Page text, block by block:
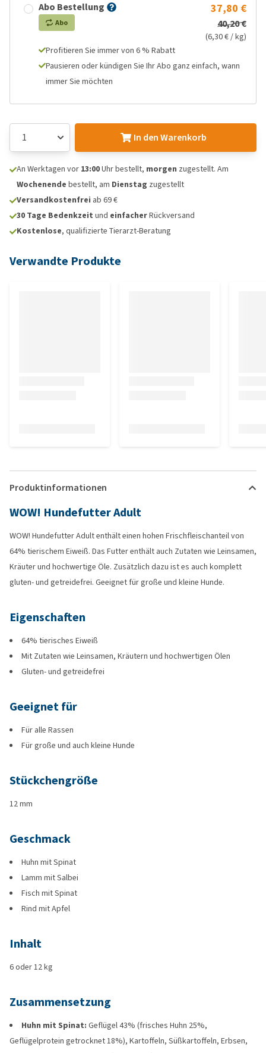
Abo Bestellung
Abo
37,80 €
40,20 €
(6,30 € / kg)
Profitieren Sie immer von 6 % Rabatt
Pausieren oder kündigen Sie Ihr Abo ganz einfach, wann
immer Sie möchten
In den Warenkorb
An Werktagen vor 13:00Uhr bestellt, morgen zugestellt. Am
Wochenende bestellt, am Dienstag zugestellt
Versandkostenfrei ab 69 €
30 Tage Bedenkzeit und einfacherRückversand
Kostenlose, qualifizierte Tierarzt-Beratung
Verwandte Produkte
Produktinformationen
WOW! Hundefutter Adult
WOW! Hundefutter Adult enthält einen hohen Frischfleischanteil von
64% tierischem Eiweiß. Das Futter enthält auch Zutaten wie Leinsamen,
Kräuter und hochwertige Öle. Zusätzlich dazu ist es auch komplett
gluten- und getreidefrei. Geeignet für große und kleine Hunde.
Eigenschaften
64% tierisches Eiweiß
Mit Zutaten wie Leinsamen, Kräutern und hochwertigen Ölen
Gluten- und getreidefrei
Geeignet für
Für alle Rassen
Für große und auch kleine Hunde
Stückchengröße
12 mm
Geschmack
Huhn mit Spinat
Lamm mit Salbei
Fisch mit Spinat
Rind mit Apfel
Inhalt
6 oder 12 kg
Zusammensetzung
Huhn mit Spinat: Geflügel 43% (frisches Huhn 25%,
Geflügelprotein getrocknet 18%), Kartoffeln, Süßkartoffeln, Erbsen,